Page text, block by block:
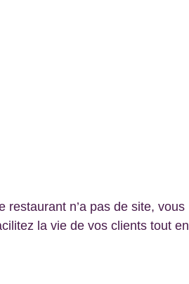
n’a pas de site, vous
la vie de vos clients tout en